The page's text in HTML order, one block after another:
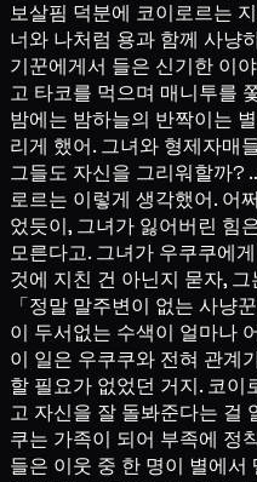
보살핌 덕분에 코이로르는
너와 나처럼 용과 함께 사냥
기꾼에게서 들은 신기한 이
고 타코를 먹으며 매니투를
밤에는 밤하늘의 반짝이는
리게 했어. 그녀와 형제자매
그들도 자신을 그리워할까?
로르는 이렇게 생각했어. 어
었듯이, 그녀가 잃어버린 힘
모른다고. 그녀가 우쿠쿠에
것에 지친 건 아닌지 묻자,
「정말 말주변이 없는 사냥
이 두서없는 수색이 얼마나
이 일은 우쿠쿠와 전혀 관계
할 필요가 없었던 거지. 코
고 자신을 잘 돌봐준다는 걸
쿠는 가족이 되어 부족에 정
들은 이웃 중 한 명이 별에